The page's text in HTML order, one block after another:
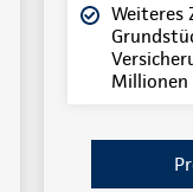
Weiteres
Millionen